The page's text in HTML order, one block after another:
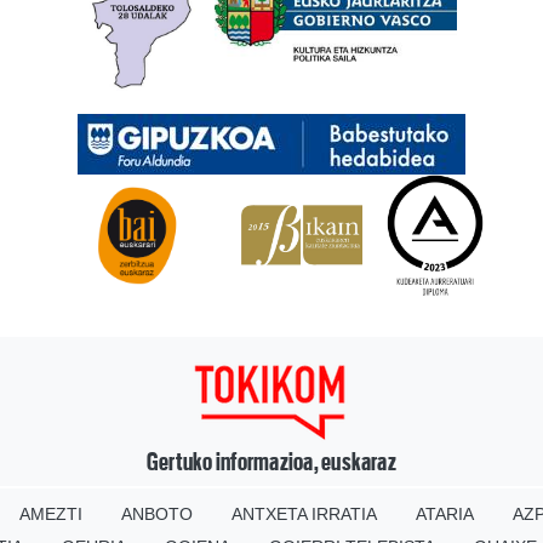
Gertuko informazioa, euskaraz
AMEZTI ANBOTO ANTXETA IRRATIA ATARIA